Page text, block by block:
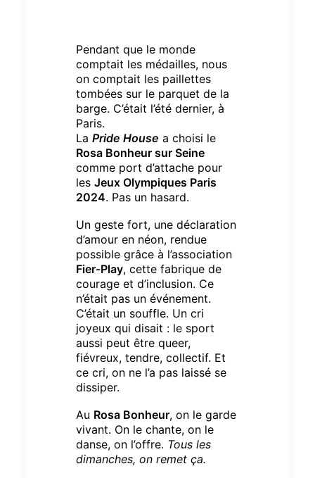
Pendant que le monde
comptait les médailles, nous
on comptait les paillettes
tombées sur le parquet de la
barge. C’était l’été dernier, à
Paris.
La Pride House a choisi le
Rosa Bonheur sur Seine
comme port d’attache pour
les Jeux Olympiques Paris
2024. Pas un hasard.
Un geste fort, une déclaration
d’amour en néon, rendue
possible grâce à l’association
Fier‑Play, cette fabrique de
courage et d’inclusion. Ce
n’était pas un événement.
C’était un souffle. Un cri
joyeux qui disait : le sport
aussi peut être queer,
fiévreux, tendre, collectif. Et
ce cri, on ne l’a pas laissé se
dissiper.
Au Rosa Bonheur, on le garde
vivant. On le chante, on le
danse, on l’offre. Tous les
dimanches, on remet ça.